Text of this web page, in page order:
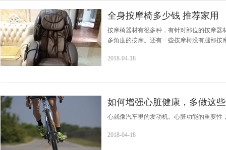
全身按摩椅多少钱 推荐家用
按摩椅器材有很多种，有针对部位的按摩
多角度的按摩。还有一些按摩椅没有腿部
2018-04-18
如何增强心脏健康，多做这
心就像汽车里的发动机。心脏功能的重要
2018-04-18